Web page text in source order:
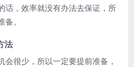
话，效率就没有办法去保证，所
。
法
会很少，所以一定要提前准备，